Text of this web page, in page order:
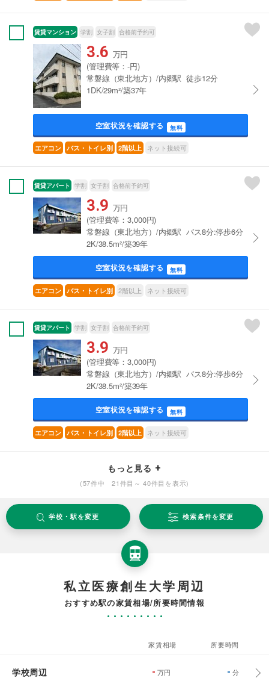
賃貸マンション 学割 女子割 合格前予約可
3.6 万円
(管理費等：-円)
常磐線（東北地方）/内郷駅 徒歩12分
1DK/29m²/築37年
空室状況を確認する 無料
エアコン バス・トイレ別 2階以上 ネット接続可
賃貸アパート 学割 女子割 合格前予約可
3.9 万円
(管理費等：3,000円)
常磐線（東北地方）/内郷駅 バス8分:停歩6分
2K/38.5m²/築39年
空室状況を確認する 無料
エアコン バス・トイレ別 2階以上 ネット接続可
賃貸アパート 学割 女子割 合格前予約可
3.9 万円
(管理費等：3,000円)
常磐線（東北地方）/内郷駅 バス8分:停歩6分
2K/38.5m²/築39年
空室状況を確認する 無料
エアコン バス・トイレ別 2階以上 ネット接続可
もっと見る
(57件中 21件目～ 40件目を表示)
学校・駅を変更 検索条件を変更
私立医療創生大学周辺
おすすめ駅の家賃相場/所要時間情報
家賃相場 所要時間
学校周辺 - 万円 - 分